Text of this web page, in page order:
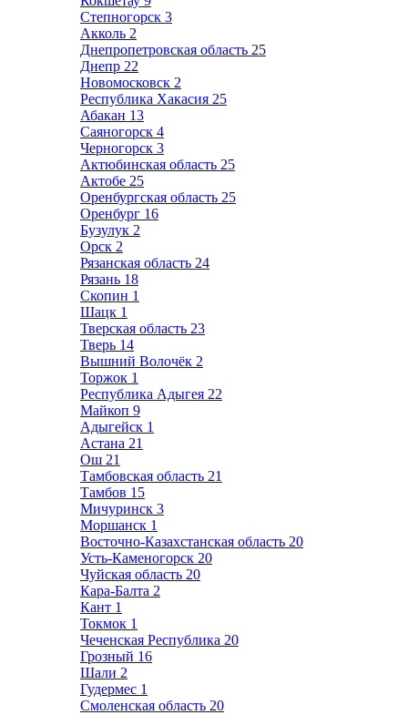
Степногорск 3
Акколь 2
Днепропетровская область 25
Днепр 22
Новомосковск 2
Республика Хакасия 25
Абакан 13
Саяногорск 4
Черногорск 3
Актюбинская область 25
Актобе 25
Оренбургская область 25
Оренбург 16
Бузулук 2
Орск 2
Рязанская область 24
Рязань 18
Скопин 1
Шацк 1
Тверская область 23
Тверь 14
Вышний Волочёк 2
Торжок 1
Республика Адыгея 22
Майкоп 9
Адыгейск 1
Астана 21
Ош 21
Тамбовская область 21
Тамбов 15
Мичуринск 3
Моршанск 1
Восточно-Казахстанская область 20
Усть-Каменогорск 20
Чуйская область 20
Кара-Балта 2
Кант 1
Токмок 1
Чеченская Республика 20
Грозный 16
Шали 2
Гудермес 1
Смоленская область 20